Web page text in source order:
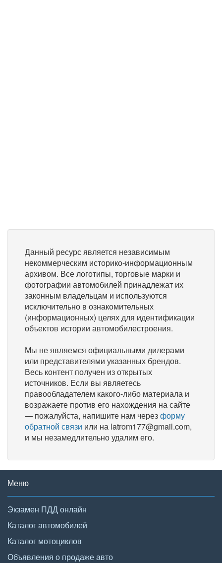
Данный ресурс является независимым
некоммерческим историко-информационным
архивом. Все логотипы, торговые марки и
фотографии автомобилей принадлежат их
законным владельцам и используются
исключительно в ознакомительных
(информационных) целях для идентификации
объектов истории автомобилестроения.
Мы не являемся официальными дилерами
или представителями указанных брендов.
Весь контент получен из открытых
источников. Если вы являетесь
правообладателем какого-либо материала и
возражаете против его нахождения на сайте
— пожалуйста, напишите нам черезформу
обратной связи или на latrom177@gmail.com,
и мы незамедлительно удалим его.
Меню
Экзамен ПДД онлайн
Каталог автомобилей
Каталог мотоциклов
Объявления о продаже авто